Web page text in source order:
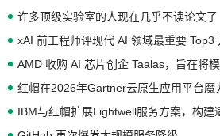
许多顶级实验室的人现在几乎不读论文了
xAI 前工程师评现代 AI 领域最重要 Top3
红帽在2026年Gartner云原生应用平台魔